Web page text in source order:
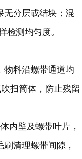
无分层或结块；混
检测均匀度。
物料沿螺带通道均
扫筒体，防止残留
内壁及螺带叶片，
清理螺带间隙，